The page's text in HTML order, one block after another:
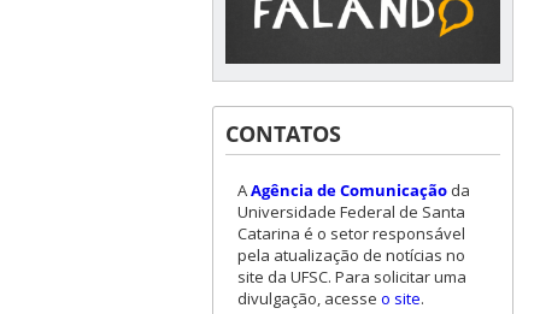
CONTATOS
AAgência de Comunicaçãoda
Universidade Federal de Santa
Catarina é o setor responsável
pela atualização de notícias no
site da UFSC. Para solicitar uma
divulgação, acesse o site.